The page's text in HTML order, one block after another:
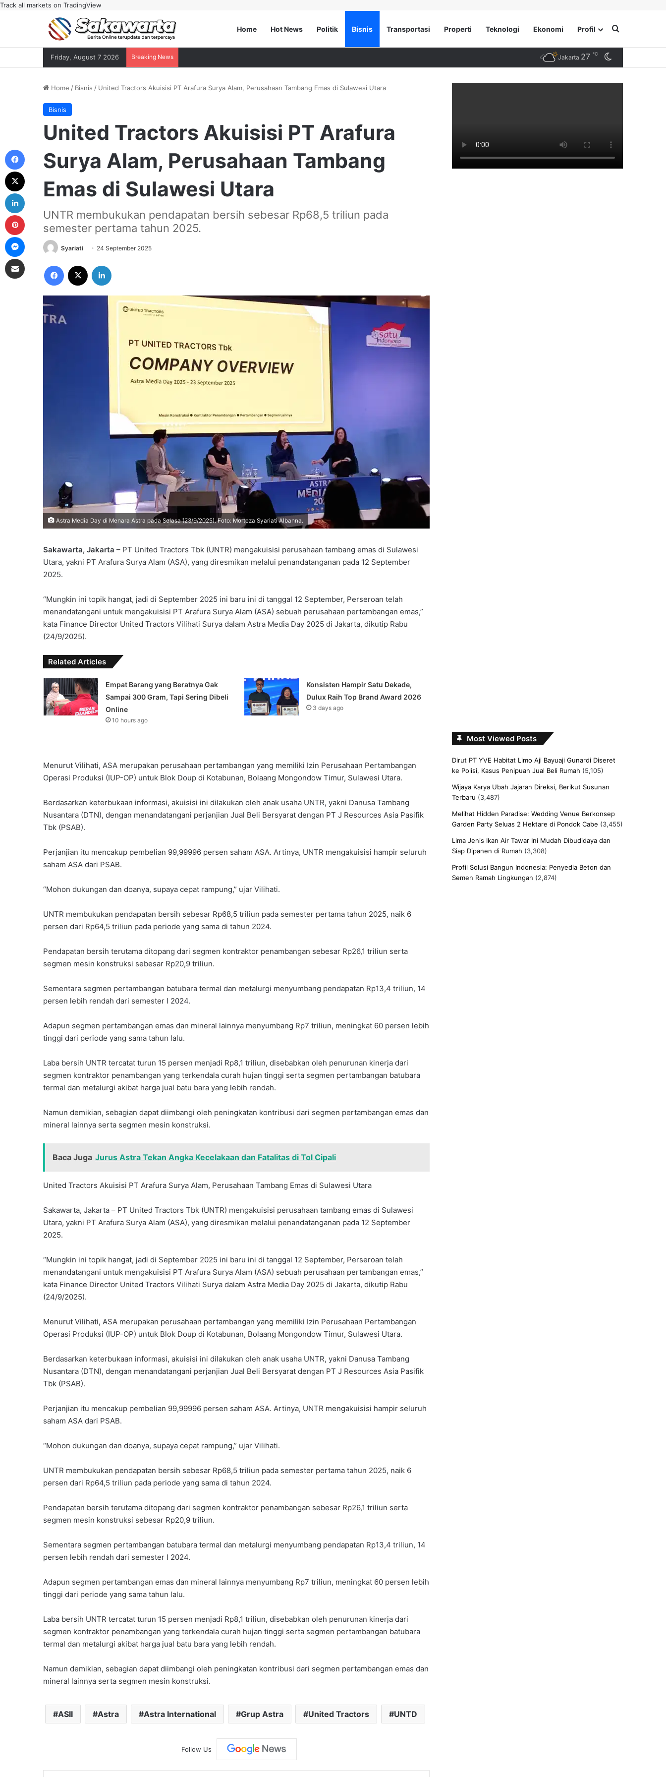
Track all markets on TradingView
Home Hot News Politik Bisnis Transportasi Properti Teknologi Ekonomi Profil Search for
Friday, August 7 2026 Breaking News Jakarta 27 ℃
Home / Bisnis / United Tractors Akuisisi PT Arafura Surya Alam, Perusahaan Tambang Emas di Sulawesi Utara
Bisnis
United Tractors Akuisisi PT Arafura
Surya Alam, Perusahaan Tambang
Emas di Sulawesi Utara
UNTR membukukan pendapatan bersih sebesar Rp68,5 triliun pada
semester pertama tahun 2025.
Syariati 24 September 2025
Facebook
Astra Media Day di Menara Astra pada Selasa (23/9/2025). Foto: Morteza Syariati Albanna.
Sakawarta, Jakarta – PT United Tractors Tbk (UNTR) mengakuisisi perusahaan tambang emas di Sulawesi
Utara, yakni PT Arafura Surya Alam (ASA), yang diresmikan melalui penandatanganan pada 12 September
2025.
“Mungkin ini topik hangat, jadi di September 2025 ini baru ini di tanggal 12 September, Perseroan telah
menandatangani untuk mengakuisisi PT Arafura Surya Alam (ASA) sebuah perusahaan pertambangan emas,”
kata Finance Director United Tractors Vilihati Surya dalam Astra Media Day 2025 di Jakarta, dikutip Rabu
(24/9/2025).
Related Articles
Empat Barang yang Beratnya Gak
Sampai 300 Gram, Tapi Sering Dibeli
Online
10 hours ago
Konsisten Hampir Satu Dekade,
Dulux Raih Top Brand Award 2026
3 days ago
Menurut Vilihati, ASA merupakan perusahaan pertambangan yang memiliki Izin Perusahaan Pertambangan
Operasi Produksi (IUP-OP) untuk Blok Doup di Kotabunan, Bolaang Mongondow Timur, Sulawesi Utara.
Berdasarkan keterbukaan informasi, akuisisi ini dilakukan oleh anak usaha UNTR, yakni Danusa Tambang
Nusantara (DTN), dengan menandatangani perjanjian Jual Beli Bersyarat dengan PT J Resources Asia Pasifik
Tbk (PSAB).
Perjanjian itu mencakup pembelian 99,99996 persen saham ASA. Artinya, UNTR mengakuisisi hampir seluruh
saham ASA dari PSAB.
“Mohon dukungan dan doanya, supaya cepat rampung,” ujar Vilihati.
UNTR membukukan pendapatan bersih sebesar Rp68,5 triliun pada semester pertama tahun 2025, naik 6
persen dari Rp64,5 triliun pada periode yang sama di tahun 2024.
Pendapatan bersih terutama ditopang dari segmen kontraktor penambangan sebesar Rp26,1 triliun serta
segmen mesin konstruksi sebesar Rp20,9 triliun.
Sementara segmen pertambangan batubara termal dan metalurgi menyumbang pendapatan Rp13,4 triliun, 14
persen lebih rendah dari semester I 2024.
Adapun segmen pertambangan emas dan mineral lainnya menyumbang Rp7 triliun, meningkat 60 persen lebih
tinggi dari periode yang sama tahun lalu.
Laba bersih UNTR tercatat turun 15 persen menjadi Rp8,1 triliun, disebabkan oleh penurunan kinerja dari
segmen kontraktor penambangan yang terkendala curah hujan tinggi serta segmen pertambangan batubara
termal dan metalurgi akibat harga jual batu bara yang lebih rendah.
Namun demikian, sebagian dapat diimbangi oleh peningkatan kontribusi dari segmen pertambangan emas dan
mineral lainnya serta segmen mesin konstruksi.
Baca Juga Jurus Astra Tekan Angka Kecelakaan dan Fatalitas di Tol Cipali
United Tractors Akuisisi PT Arafura Surya Alam, Perusahaan Tambang Emas di Sulawesi Utara
Sakawarta, Jakarta – PT United Tractors Tbk (UNTR) mengakuisisi perusahaan tambang emas di Sulawesi
Utara, yakni PT Arafura Surya Alam (ASA), yang diresmikan melalui penandatanganan pada 12 September
2025.
“Mungkin ini topik hangat, jadi di September 2025 ini baru ini di tanggal 12 September, Perseroan telah
menandatangani untuk mengakuisisi PT Arafura Surya Alam (ASA) sebuah perusahaan pertambangan emas,”
kata Finance Director United Tractors Vilihati Surya dalam Astra Media Day 2025 di Jakarta, dikutip Rabu
(24/9/2025).
Menurut Vilihati, ASA merupakan perusahaan pertambangan yang memiliki Izin Perusahaan Pertambangan
Operasi Produksi (IUP-OP) untuk Blok Doup di Kotabunan, Bolaang Mongondow Timur, Sulawesi Utara.
Berdasarkan keterbukaan informasi, akuisisi ini dilakukan oleh anak usaha UNTR, yakni Danusa Tambang
Nusantara (DTN), dengan menandatangani perjanjian Jual Beli Bersyarat dengan PT J Resources Asia Pasifik
Tbk (PSAB).
Perjanjian itu mencakup pembelian 99,99996 persen saham ASA. Artinya, UNTR mengakuisisi hampir seluruh
saham ASA dari PSAB.
“Mohon dukungan dan doanya, supaya cepat rampung,” ujar Vilihati.
UNTR membukukan pendapatan bersih sebesar Rp68,5 triliun pada semester pertama tahun 2025, naik 6
persen dari Rp64,5 triliun pada periode yang sama di tahun 2024.
Pendapatan bersih terutama ditopang dari segmen kontraktor penambangan sebesar Rp26,1 triliun serta
segmen mesin konstruksi sebesar Rp20,9 triliun.
Sementara segmen pertambangan batubara termal dan metalurgi menyumbang pendapatan Rp13,4 triliun, 14
persen lebih rendah dari semester I 2024.
Adapun segmen pertambangan emas dan mineral lainnya menyumbang Rp7 triliun, meningkat 60 persen lebih
tinggi dari periode yang sama tahun lalu.
Laba bersih UNTR tercatat turun 15 persen menjadi Rp8,1 triliun, disebabkan oleh penurunan kinerja dari
segmen kontraktor penambangan yang terkendala curah hujan tinggi serta segmen pertambangan batubara
termal dan metalurgi akibat harga jual batu bara yang lebih rendah.
Namun demikian, sebagian dapat diimbangi oleh peningkatan kontribusi dari segmen pertambangan emas dan
mineral lainnya serta segmen mesin konstruksi.
ASII Astra Astra International Grup Astra United Tractors UNTD
Follow Us
Most Viewed Posts
Dirut PT YVE Habitat Limo Aji Bayuaji Gunardi Diseret
ke Polisi, Kasus Penipuan Jual Beli Rumah (5,105)
Wijaya Karya Ubah Jajaran Direksi, Berikut Susunan
Terbaru (3,487)
Melihat Hidden Paradise: Wedding Venue Berkonsep
Garden Party Seluas 2 Hektare di Pondok Cabe (3,455)
Lima Jenis Ikan Air Tawar Ini Mudah Dibudidaya dan
Siap Dipanen di Rumah (3,308)
Profil Solusi Bangun Indonesia: Penyedia Beton dan
Semen Ramah Lingkungan (2,874)
LinkedIn
Pinterest